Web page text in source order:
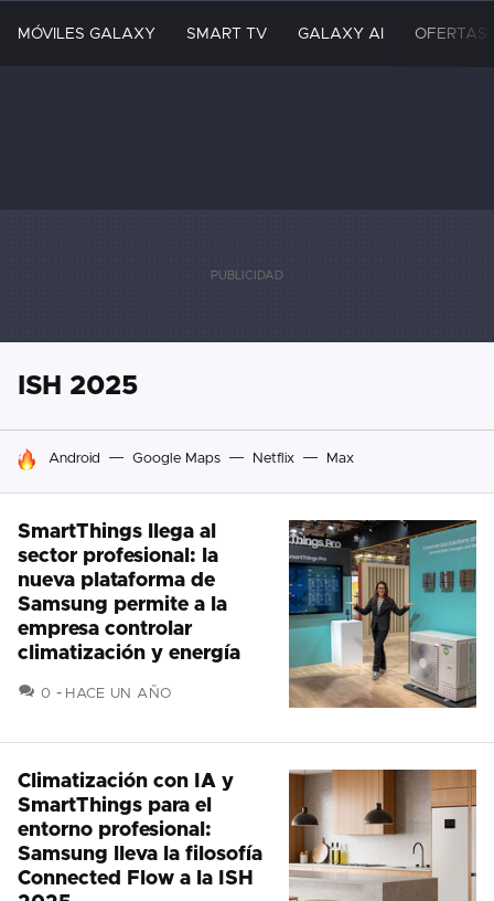
MÓVILES GALAXY SMART TV GALAXY AI OFERTAS
ISH 2025
HOY SE HABLA DE
Android Google Maps Netflix Max
SmartThings llega al
sector profesional: la
nueva plataforma de
Samsung permite a la
empresa controlar
climatización y energía
0 COMENTARIOS
HACE UN AÑO
Climatización con IA y
SmartThings para el
entorno profesional:
Samsung lleva la filosofía
Connected Flow a la ISH